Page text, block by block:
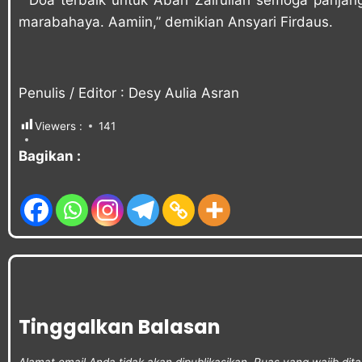
marabahaya. Aamiin,” demikian Ansyari Firdaus.
Penulis / Editor : Desy Aulia Asran
Viewers : 141
Bagikan :
Tinggalkan Balasan